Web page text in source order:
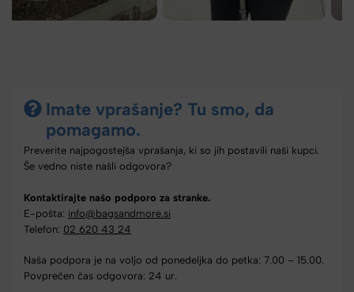
Imate vprašanje? Tu smo, da
pomagamo.
Preverite najpogostejša vprašanja, ki so jih postavili naši kupci.
Še vedno niste našli odgovora?
Kontaktirajte našo podporo za stranke.
E-pošta: info@bagsandmore.si
Telefon: 02 620 43 24
Naša podpora je na voljo od ponedeljka do petka: 7.00 – 15.00.
Povprečen čas odgovora: 24 ur.